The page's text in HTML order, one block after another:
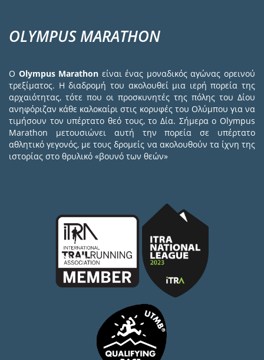
OLYMPUS MARATHON
Ο Olympus Marathon είναι ένας μοναδικός αγώνας ορεινού
τρεξίματος. Η διαδρομή του ακολουθεί μια ιερή πορεία της
αρχαιότητας, τότε που οι προσκυνητές της πόλης του Δίου
ανηφόριζαν κάθε καλοκαίρι στις κορυφές του Ολύμπου για να
τιμήσουν τον υπέρτατο θεό τους, το Δία. Σήμερα ο Olympus
Marathon μετουσιώνει αυτή την πορεία σε υπέρτατο
αθλητικό γεγονός, με τους δρομείς να ακολουθούν τα ίχνη της
ιστορίας στο θρυλικό «βουνό των θεών»